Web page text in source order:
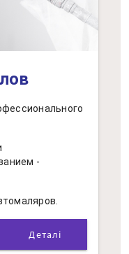
-
Деталі